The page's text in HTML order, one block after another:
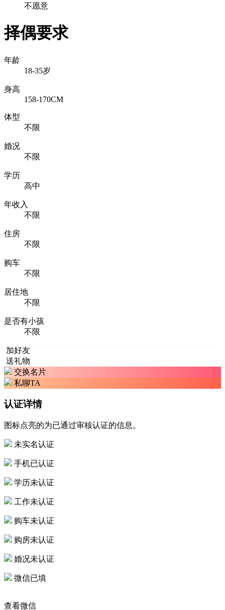
不愿意
择偶要求
年龄
18-35岁
身高
158-170CM
体型
不限
婚况
不限
学历
高中
年收入
不限
住房
不限
购车
不限
居住地
不限
是否有小孩
不限
加好友
送礼物
交换名片
私聊TA
认证详情
图标点亮的为已通过审核认证的信息。
未实名认证
手机已认证
学历未认证
工作未认证
购车未认证
购房未认证
婚况未认证
微信已填
查看微信